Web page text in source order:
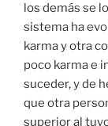
los demás se
sistema ha
karma y otra
poco karma e
suceder, y de
que otra
superior al